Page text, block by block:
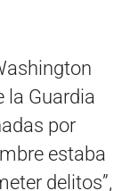
la Guardia
por
estaba
delitos”,